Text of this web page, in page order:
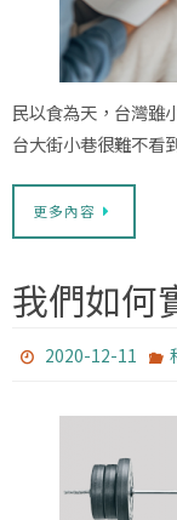
民以食為天，台灣雖
台大街小巷很難不看
更多內容
我們如何
2020-12-11